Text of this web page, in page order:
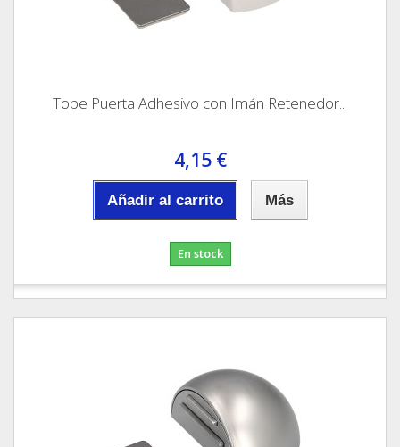
Tope Puerta Adhesivo con Imán Retenedor...
4,15 €
Añadir al carrito Más
En stock